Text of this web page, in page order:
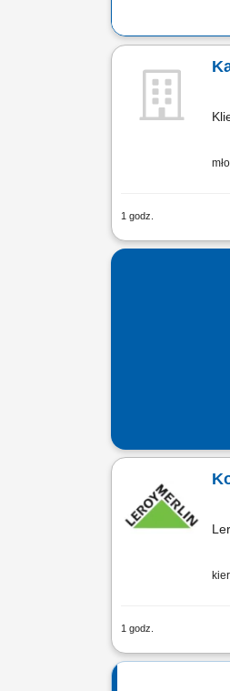
Twoje główne
terminów
1 godz.
1 godz.